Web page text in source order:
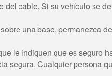
del cable. Si su vehículo se
una base, permanezca
le indiquen que es seguro
segura. Cualquier persona